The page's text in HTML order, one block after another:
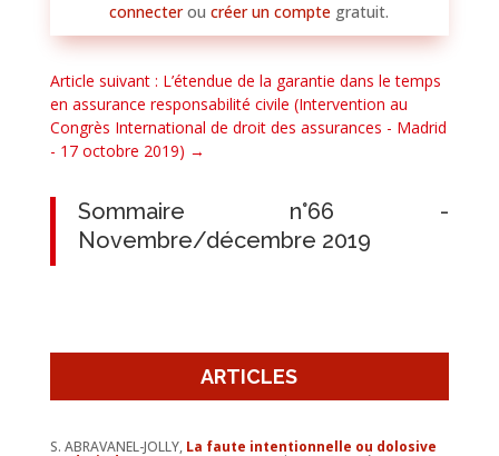
connecteroucréer un compte gratuit.
Article suivant : L’étendue de la garantie dans le temps
en assurance responsabilité civile (Intervention au
Congrès International de droit des assurances - Madrid
- 17 octobre 2019) →
Sommaire n°66 -
Novembre/décembre 2019
ARTICLES
S. ABRAVANEL-JOLLY, La faute intentionnelle ou dolosive